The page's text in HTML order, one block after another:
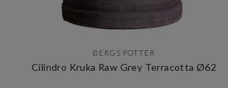
BERGS POTTER
Cilindro Kruka Raw Grey Terracotta Ø62